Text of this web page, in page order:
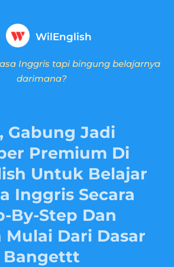
WilEnglish
Inggris tapi bingung belajarnya
darimana?
Gabung Jadi
Premium Di
Untuk Belajar
Inggris Secara
By-Step Dan
Mulai Dari Dasar
Bangettt